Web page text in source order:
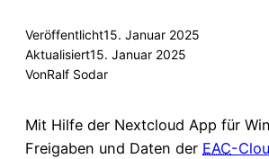
Veröffentlicht15. Januar 2025
Aktualisiert15. Januar 2025
VonRalf Sodar
Mit Hilfe der Nextcloud App für
Freigaben und Daten der EAC-